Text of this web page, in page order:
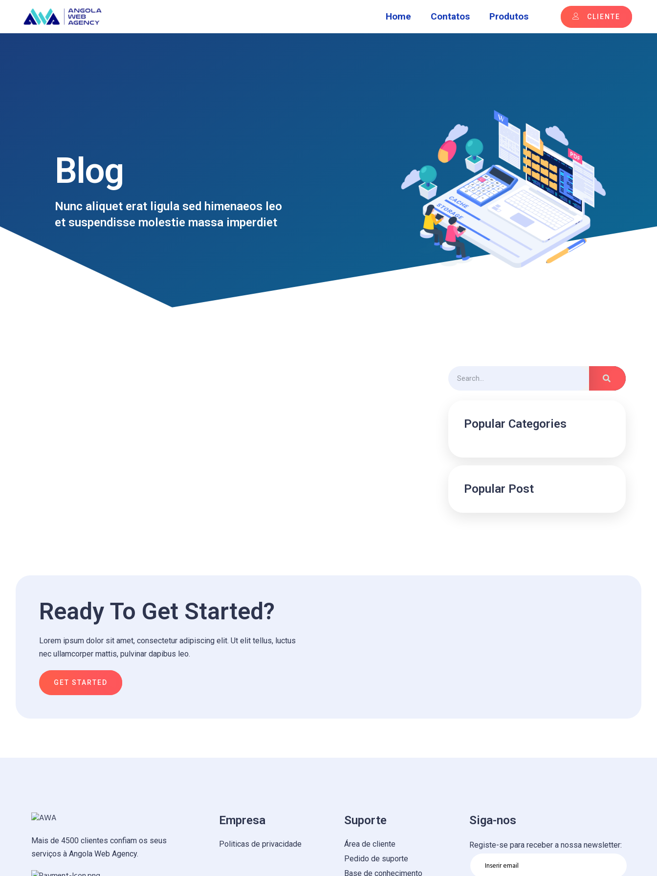
Home Contatos Produtos CLIENTE
Blog
Nunc aliquet erat ligula sed himenaeos leo
et suspendisse molestie massa imperdiet
Popular Categories
Popular Post
Ready To Get Started?
Lorem ipsum dolor sit amet, consectetur adipiscing elit. Ut elit tellus, luctus
nec ullamcorper mattis, pulvinar dapibus leo.
GET STARTED
Mais de 4500 clientes confiam os seus
serviços à Angola Web Agency.
Empresa
Politicas de privacidade
Suporte
Área de cliente
Pedido de suporte
Base de conhecimento
Siga-nos
Registe-se para receber a nossa newsletter: